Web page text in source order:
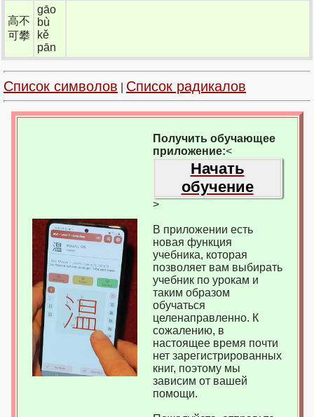
高不
可攀
gāo
bù
kě
pān
Список символов Список радикалов
Получить обучающее
приложение:<
Начать
обучение
>
В приложении есть
новая функция
учебника, которая
позволяет вам выбирать
учебник по урокам и
таким образом
обучаться
целенаправленно. К
сожалению, в
настоящее время почти
нет зарегистрированных
книг, поэтому мы
зависим от вашей
помощи.